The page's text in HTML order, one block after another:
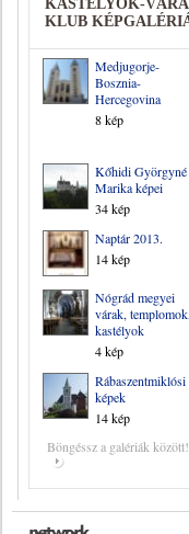
KASTÉLYOK-
KLUB
Medjugorje-
Bosznia-
Hercegovina
8 kép
Kőhidi Györgyné
Marika képei
34 kép
Naptár 2013.
14 kép
Nógrád megyei
várak, templomok,
kastélyok
4 kép
Rábaszentmiklósi
képek
14 kép
Böngéssz a galériák között!